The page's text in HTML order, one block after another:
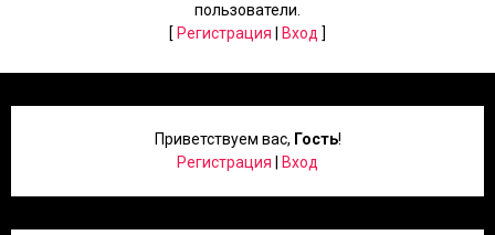
пользователи.
[ Регистрация Вход ]
Приветствуем вас, Гость!
Регистрация
Вход